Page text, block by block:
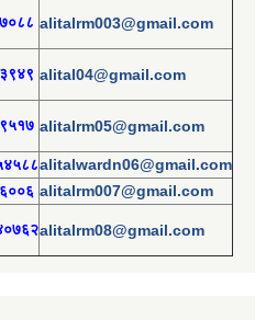
alitalrm003@gmail.com
alital04@gmail.com
alitalrm05@gmail.com
alitalwardn06@gmail.com
alitalrm007@gmail.com
alitalrm08@gmail.com